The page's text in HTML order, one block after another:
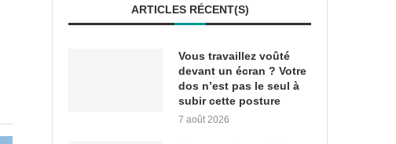
ARTICLES RÉCENT(S)
Vous travaillez voûté
devant un écran ? Votre
dos n’est pas le seul à
subir cette posture
7 août 2026